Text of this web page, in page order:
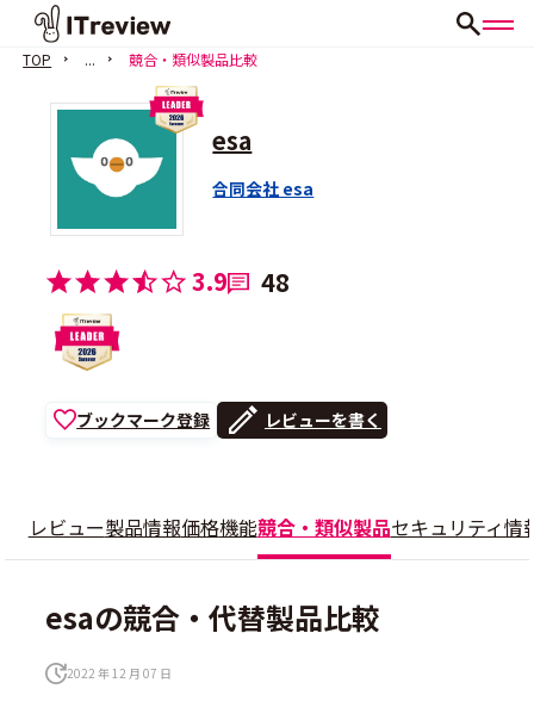
TOP ... 競合・類似製品比較
esa
合同会社 esa
3.9 48
ブックマーク登録 レビューを書く
レビュー製品情報価格機能競合・類似製品セキュリティ情
esaの競合・代替製品比較
2022 年 12 月 07 日
会員登録（無料）